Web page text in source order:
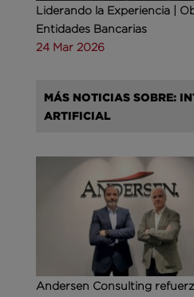
Liderando la Experiencia |
Entidades Bancarias
24 Mar 2026
MÁS NOTICIAS SOBRE:
ARTIFICIAL
Andersen Consulting